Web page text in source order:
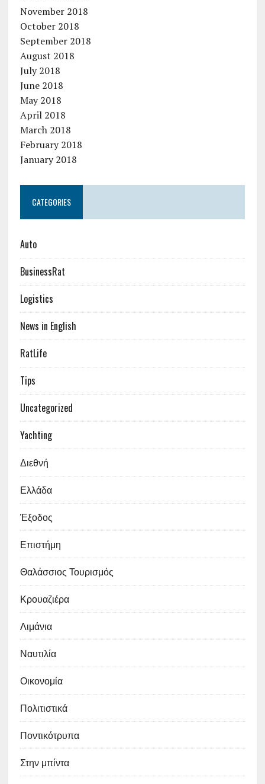
November 2018
October 2018
September 2018
August 2018
July 2018
June 2018
May 2018
April 2018
March 2018
February 2018
January 2018
CATEGORIES
Auto
BusinessRat
Logistics
News in English
RatLife
Tips
Uncategorized
Yachting
Διεθνή
Ελλάδα
Έξοδος
Επιστήμη
Θαλάσσιος Τουρισμός
Κρουαζιέρα
Λιμάνια
Ναυτιλία
Οικονομία
Πολιτιστικά
Ποντικότρυπα
Στην μπίντα